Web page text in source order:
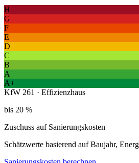
H
G
F
E
D
C
B
A
A+
KfW 261 · Effizienzhaus
bis 20 %
Zuschuss auf Sanierungskosten
Schätzwerte basierend auf Baujahr,